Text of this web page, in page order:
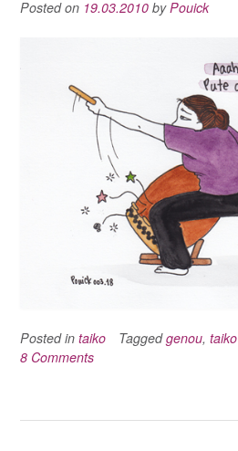
Posted on 19.03.2010 byPouick
Posted in taiko Taggedgenou, taiko
8 Comments